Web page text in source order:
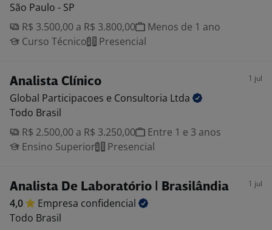
São Paulo - SP
R$ 3.500,00 a R$ 3.800,00
Menos de 1 ano
Curso Técnico
Presencial
Analista Clínico 1 jul
Global Participacoes e Consultoria Ltda
Todo Brasil
R$ 2.500,00 a R$ 3.250,00
Entre 1 e 3 anos
Ensino Superior
Presencial
Analista De Laboratório | Brasilândia 1 jul
4,0 Empresa confidencial
Todo Brasil